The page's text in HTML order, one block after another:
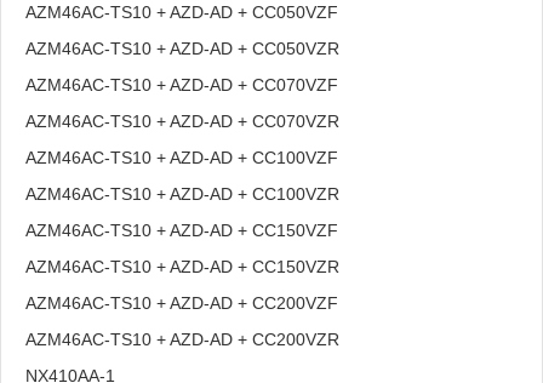
AZM46AC-TS10 + AZD-AD + CC050VZF
AZM46AC-TS10 + AZD-AD + CC050VZR
AZM46AC-TS10 + AZD-AD + CC070VZF
AZM46AC-TS10 + AZD-AD + CC070VZR
AZM46AC-TS10 + AZD-AD + CC100VZF
AZM46AC-TS10 + AZD-AD + CC100VZR
AZM46AC-TS10 + AZD-AD + CC150VZF
AZM46AC-TS10 + AZD-AD + CC150VZR
AZM46AC-TS10 + AZD-AD + CC200VZF
AZM46AC-TS10 + AZD-AD + CC200VZR
NX410AA-1